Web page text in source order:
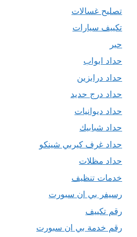
تصليح غسالات
تكييف سيارات
حبر
حداد ابواب
حداد درابزين
حداد درج حديد
حداد ديوانيات
حداد شبابيك
حداد غرف كيربي شينكو
حداد مظلات
خدمات تنظيف
رسيفر بي ان سبورت
رقم تكييف
رقم خدمة بي ان سبورت